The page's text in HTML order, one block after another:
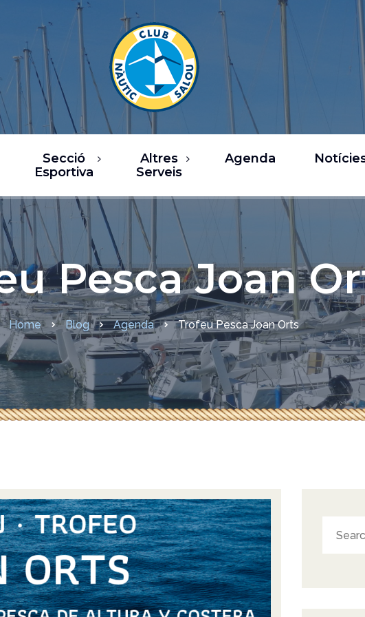
Secció
Esportiva
de Vela
Fitness
COVID-19
Altres
Serveis
Restaurants
Oci / Comerç
Xàrter i activitats
nàutiques
Serveis nàutics
Agenda
Pesca Joan
Home Blog Agenda Trofeu Pesca Joan Orts